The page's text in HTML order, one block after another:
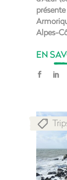
Alpes-
EN